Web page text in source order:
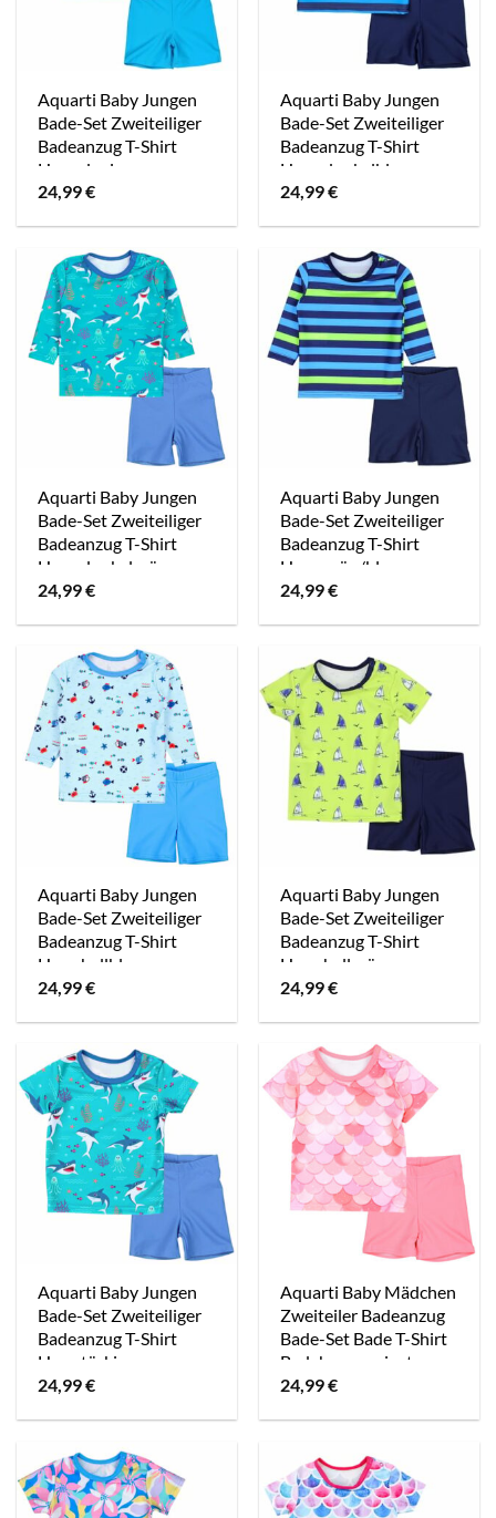
Aquarti Baby Jungen
Bade-Set Zweiteiliger
Badeanzug T-Shirt
Hose denim
24,99€
Aquarti Baby Jungen
Bade-Set Zweiteiliger
Badeanzug T-Shirt
Hose dunkelblau
24,99€
Aquarti Baby Jungen
Bade-Set Zweiteiliger
Badeanzug T-Shirt
Hose dunkelgrün
24,99€
Aquarti Baby Jungen
Bade-Set Zweiteiliger
Badeanzug T-Shirt
Hose grün/blau
24,99€
Aquarti Baby Jungen
Bade-Set Zweiteiliger
Badeanzug T-Shirt
Hose hellblau
24,99€
Aquarti Baby Jungen
Bade-Set Zweiteiliger
Badeanzug T-Shirt
Hose hellgrün
24,99€
Aquarti Baby Jungen
Bade-Set Zweiteiliger
Badeanzug T-Shirt
Hose türkis
24,99€
Aquarti Baby Mädchen
Zweiteiler Badeanzug
Bade-Set Bade T-Shirt
Badehose apricot
24,99€